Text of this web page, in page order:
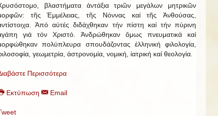
βλαστήματα ἀντάξια τριῶν μεγάλων μητρικῶν
τῆς Ἐμμέλειας, τῆς Νόννας καί τῆς Ἀνθούσας,
Ἀπό αὐτές διδάχθηκαν τήν πίστη καί τήν πύρινη
γιά τόν Χριστό. Ἀνδρώθηκαν ὅμως πνευματικά καί
πολύπλευρα σπουδάζοντας ἑλληνική φιλολογία,
γεωμετρία, ἀστρονομία, νομική, ἰατρική καί θεολογία.
Περισσότερα
Εκτύπωση Email